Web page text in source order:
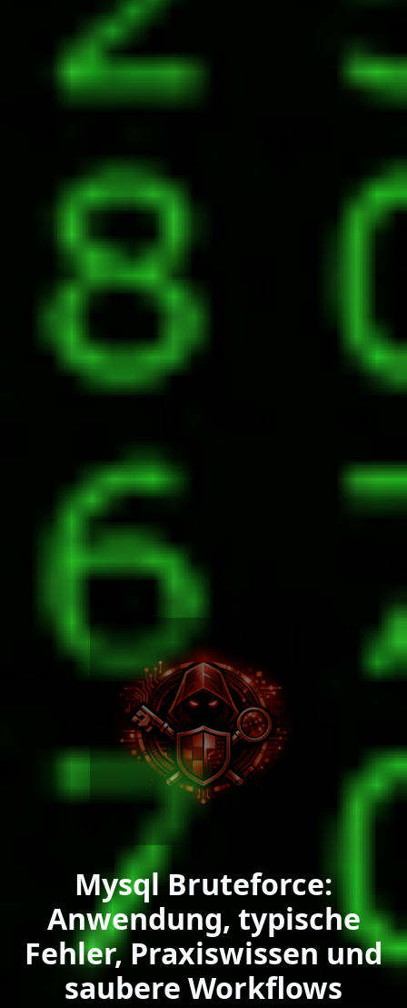
Mysql Bruteforce:
Anwendung, typische
Fehler, Praxiswissen und
saubere Workflows